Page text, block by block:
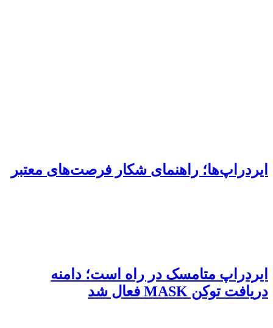
ایردراپ‌ها؛ راهنمای شکار فرصت‌های معتبر
ایردراپ متامسک در راه است؛ دامنه
دریافت توکن MASK فعال شد